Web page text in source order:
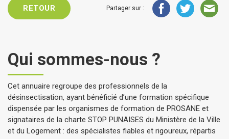
RETOUR Partager sur :
Qui sommes-nous ?
Cet annuaire regroupe des professionnels de la
désinsectisation, ayant bénéficié d’une formation spécifique
dispensée par les organismes de formation de PROSANE et
signataires de la charte STOP PUNAISES du Ministère de la Ville
et du Logement : des spécialistes fiables et rigoureux, répartis